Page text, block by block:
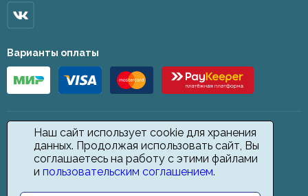
Наш сайт использует cookie для хранения
данных. Продолжая использовать сайт, Вы
соглашаетесь на работу с этими файлами
и пользовательским соглашением.
Варианты оплаты